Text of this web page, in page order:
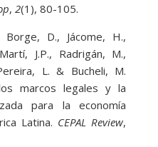
, 2(1), 80-105.
Borge, D., Jácome, H.,
J.P., Radrigán, M.,
L. & Bucheli, M.
marcos legales y la
para la economía
Latina. CEPAL Review,